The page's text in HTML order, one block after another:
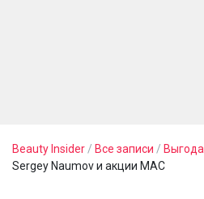
Beauty Insider / Все записи / Выгода
Sergey Naumov и акции МАС